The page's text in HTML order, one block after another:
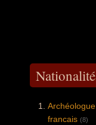
francais (8)